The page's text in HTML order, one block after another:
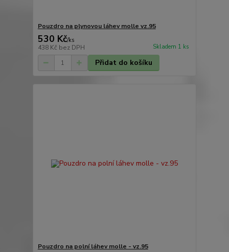
Pouzdro na plynovou láhev molle vz.95
530 Kč/ks
438 Kč bez DPH Skladem 1 ks
Přidat do košíku
Pouzdro na polní láhev molle - vz.95